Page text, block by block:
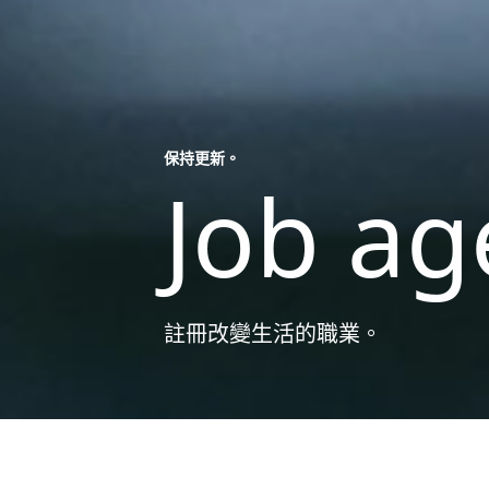
保持更新。
Job
註冊改變生活的職業。